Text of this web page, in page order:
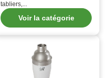
tabliers,...
Voir la catégorie